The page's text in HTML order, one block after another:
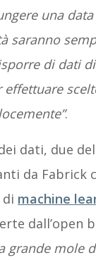
una
saranno
di dati
effettuare
.
dati, due
da Fabrick
machine
dall’open
grande mole